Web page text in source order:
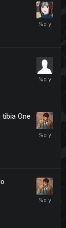
tibia One